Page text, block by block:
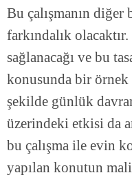
Bu çalışmanın diğer
farkındalık
sağlanacağı ve bu
konusunda bir örnek
şekilde günlük
üzerindeki etkisi da
bu çalışma ile evin
yapılan konutun mali